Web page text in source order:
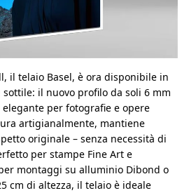
il telaio Basel, è ora disponibile in
il nuovo profilo da soli 6 mm
per fotografie e opere
artigianalmente, mantiene
originale – senza necessità di
per stampe Fine Art e
montaggi su alluminio Dibond o
cm di altezza, il telaio è ideale